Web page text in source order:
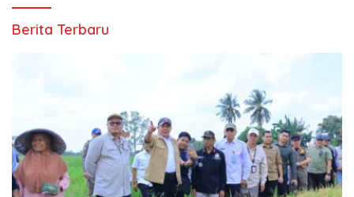
Berita Terbaru